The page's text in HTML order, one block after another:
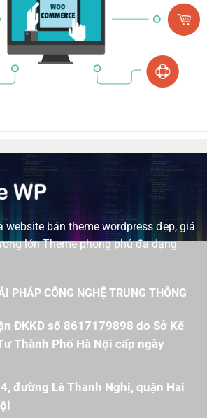
website bán theme wordpress đẹp, giá
lớn Theme phong phú đa dạng
PHÁP CÔNG NGHỆ TRUNG THÔNG
ĐKKD số 8617179898 do Sở Kế
Thành Phố Hà Nội cấp ngày
đường Lê Thanh Nghị, quận Hai